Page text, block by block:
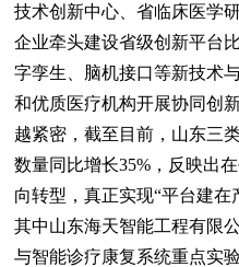
技术创新中心、省临床医学
企业牵头建设省级创新平台
字孪生、脑机接口等新技术
和优质医疗机构开展协同创
越紧密，截至目前，山东三
数量同比增长35%，反映出
向转型，真正实现“平台建在
其中山东海天智能工程有限
与智能诊疗康复系统重点实